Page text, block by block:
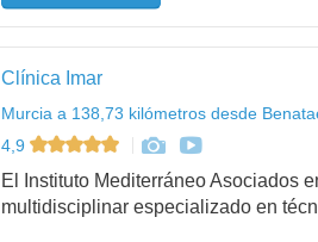
Clínica Imar
Murcia a 138,73 kilómetros desde
4,9
El Instituto Mediterráneo Asociados
multidisciplinar especializado en